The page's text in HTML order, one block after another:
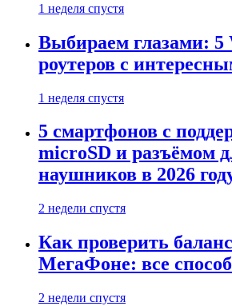
1 неделя спустя
Выбираем глазами: 5
роутеров с
1 неделя спустя
5 смартфонов с
microSD и разъёмом
наушников в 2026
2 недели спустя
Как проверить
МегаФоне: все
2 недели спустя